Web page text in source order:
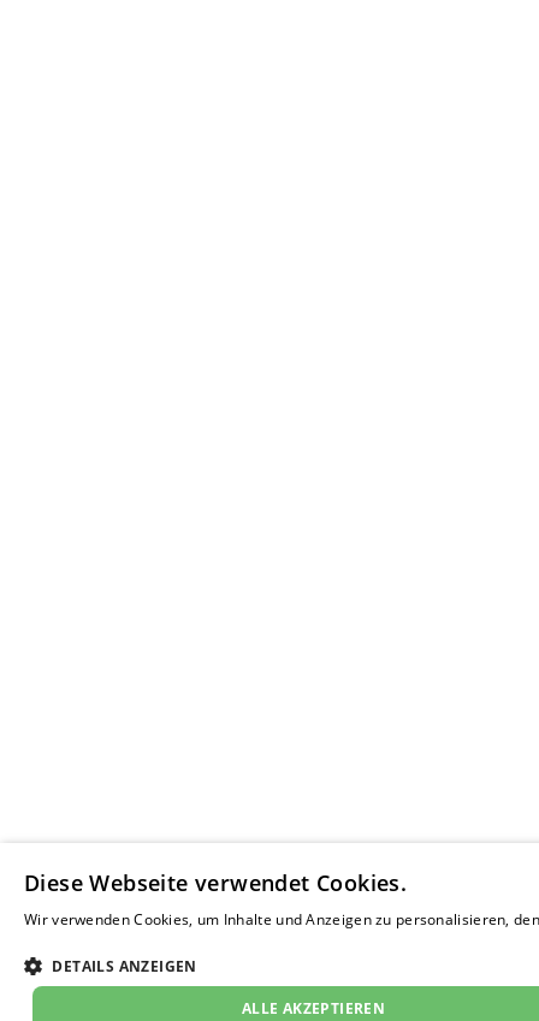
Diese Webseite verwendet Cookies.
Wir verwenden Cookies, um Inhalte und Anzeigen zu personalisieren,
DETAILS ANZEIGEN
ALLE AKZEPTIEREN